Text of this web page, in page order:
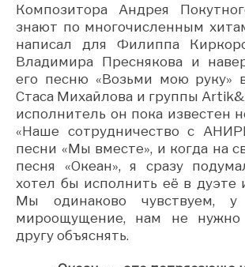
Композитора Андрея
знают по многочисленным
написал для Филиппа
Владимира Преснякова и
его песню «Возьми мою руку»
Стаса Михайлова и группы
исполнитель он пока известен
«Наше сотрудничество с
песни «Мы вместе», и когда на
песня «Океан», я сразу
хотел бы исполнить её в дуэте
Мы одинаково чувствуем,
мироощущение, нам не нужно
другу объяснять.